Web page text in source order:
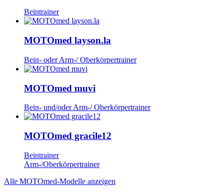
Beintrainer
MOTOmed layson.la
Bein- oder Arm-/ Oberkörpertrainer
MOTOmed muvi
Bein- und/oder Arm-/ Oberkörpertrainer
MOTOmed gracile12
Beintrainer
Arm-/Oberkörpertrainer
Alle MOTOmed-Modelle anzeigen